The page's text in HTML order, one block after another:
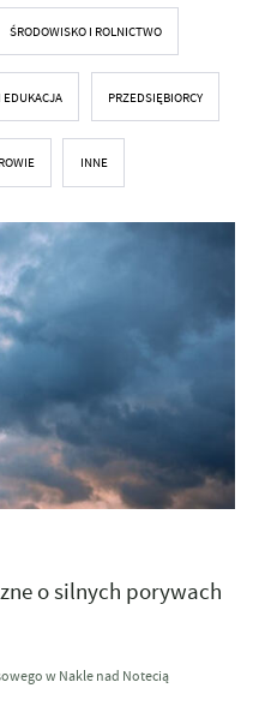
ŚRODOWISKO I ROLNICTWO
EDUKACJA PRZEDSIĘBIORCY
INNE
o silnych porywach
w Nakle nad Notecią